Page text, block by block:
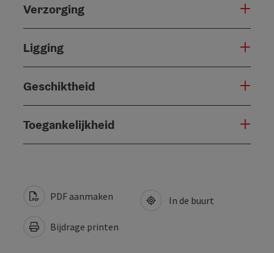
Verzorging
Ligging
Geschiktheid
Toegankelijkheid
PDF aanmaken
Bijdrage printen
In de buurt